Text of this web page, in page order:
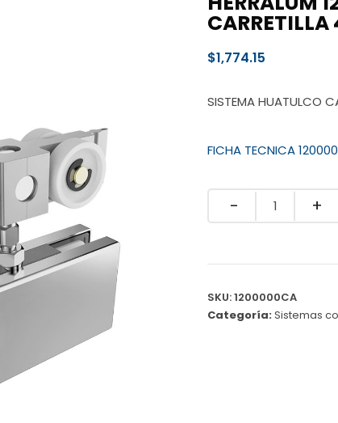
CARRETILLA
$1,774.15
SISTEMA HUATULCO
FICHA TECNICA
Quantity
SKU:1200000CA
Categoría:Sistemas